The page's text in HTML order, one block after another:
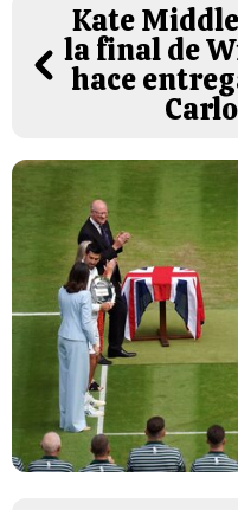
Kate
la final de
hace